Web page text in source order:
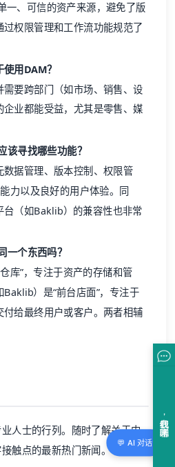
一、可信的资产来源，避免了版
权限管理和工作流功能规范了
用DAM？
要跨部门（如市场、销售、设
业都能受益，尤其是零售、媒
该寻找哪些功能？
据管理、版本控制、权限管
力以及良好的用户体验。同
台（如Baklib）的兼容性也非常
一个东西吗？
库”，专注于资产的存储和管
）是“前台店面”，专注于
给最终用户或客户。两者相辅
人士的行列。随时了解关于内
触点的最新热门新闻。不要错
💬 AI 对话